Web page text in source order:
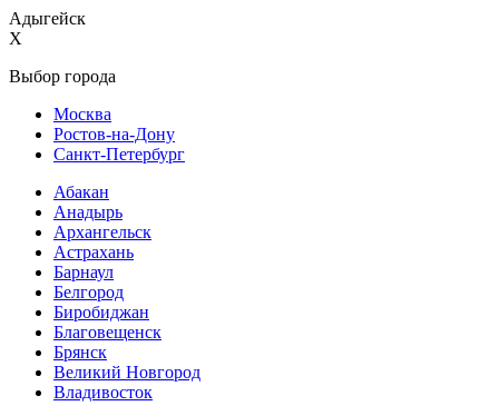
Адыгейск
X
Выбор города
Москва
Ростов-на-Дону
Санкт-Петербург
Абакан
Анадырь
Архангельск
Астрахань
Барнаул
Белгород
Биробиджан
Благовещенск
Брянск
Великий Новгород
Владивосток